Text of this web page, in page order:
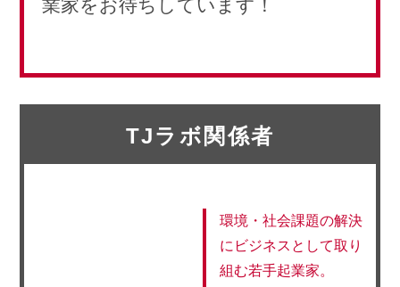
業家をお待ちしています！
TJラボ関係者
環境・社会課題の解決
にビジネスとして取り
組む若手起業家。